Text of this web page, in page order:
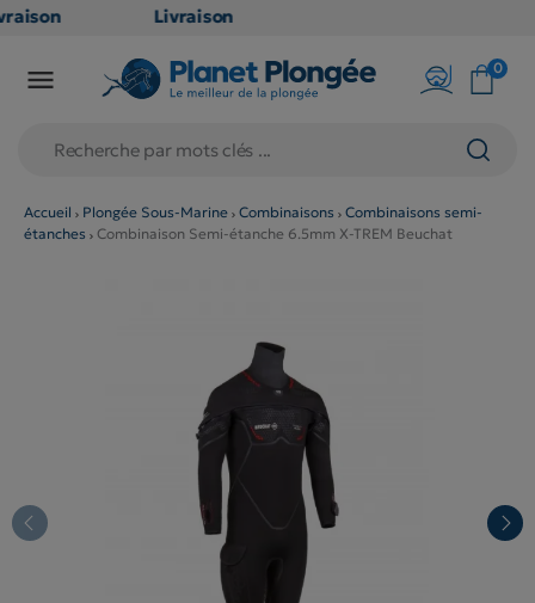
Livraison
en point
79€
(hors
produits
 0
Accueil Plongée Sous-Marine Combinaisons
Combinaisons semi-
étanches
Combinaison Semi-étanche 6.5mm X-TREM Beuchat